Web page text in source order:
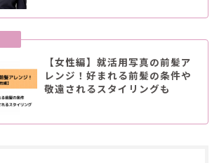
【女性編】就活用写真の前髪ア
レンジ！好まれる前髪の条件や
敬遠されるスタイリングも